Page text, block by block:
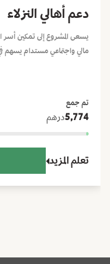
دعم أهالي النزلاء
يسعى المشروع إلى تمكين أسر
مالي واجتماعي مستدام يسهم
تم جمع
درهم5,774
تعلم المزيد